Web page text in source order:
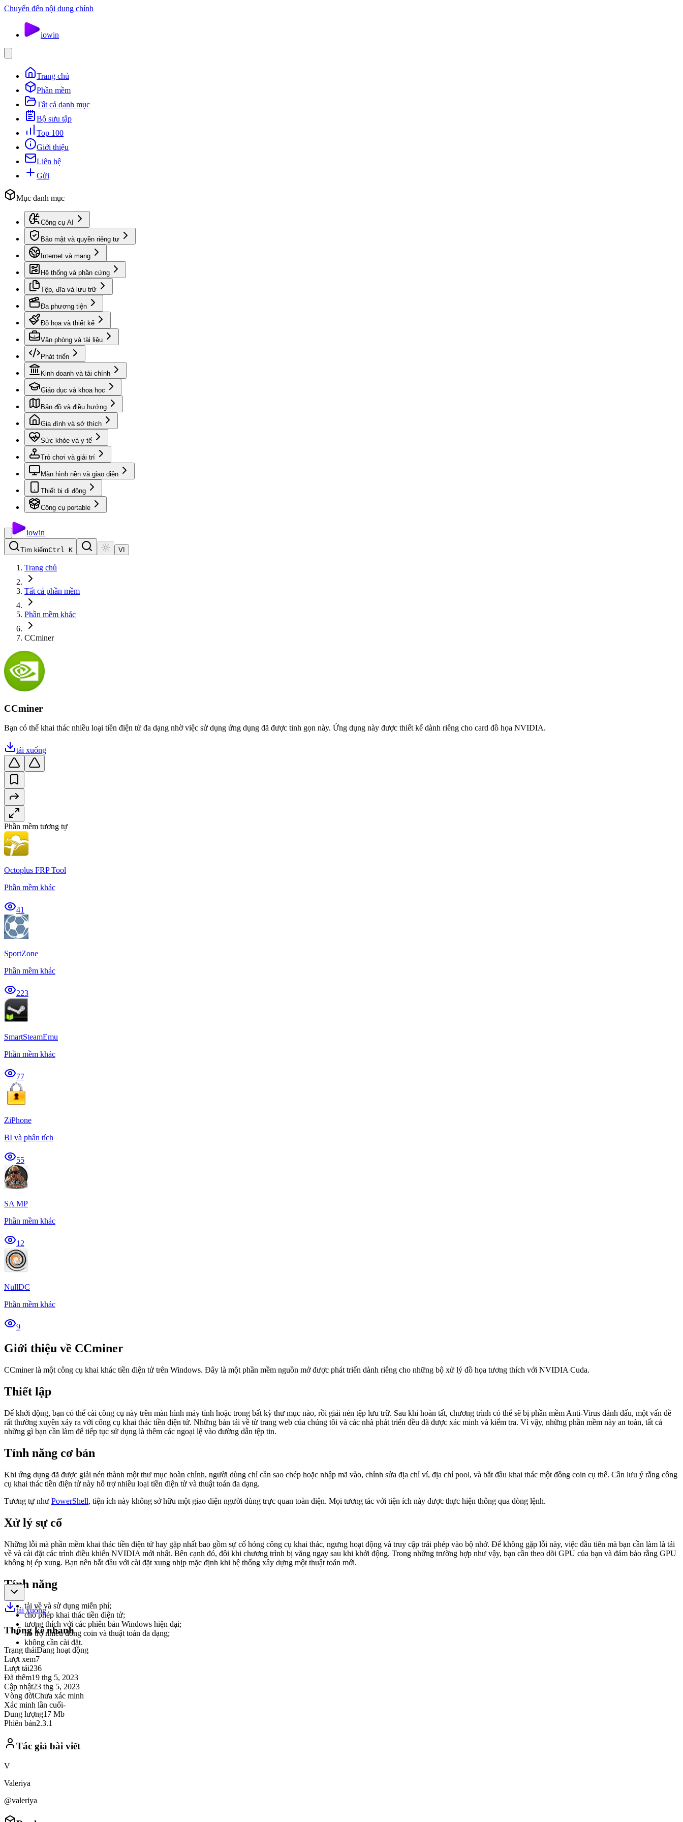
Chuyển đến nội dung chính
iowin
Trang chủ
Phần mềm
Tất cả danh mục
Bộ sưu tập
Top 100
Giới thiệu
Liên hệ
Gửi
Mục danh mục
Công cụ AI
Bảo mật và quyền riêng tư
Internet và mạng
Hệ thống và phần cứng
Tệp, đĩa và lưu trữ
Đa phương tiện
Đồ họa và thiết kế
Văn phòng và tài liệu
Phát triển
Kinh doanh và tài chính
Giáo dục và khoa học
Bản đồ và điều hướng
Gia đình và sở thích
Sức khỏe và y tế
Trò chơi và giải trí
Màn hình nền và giao diện
Thiết bị di động
Công cụ portable
iowin
Tìm kiếmCtrl K VI
Trang chủ
Tất cả phần mềm
Phần mềm khác
CCminer
CCminer
Bạn có thể khai thác nhiều loại tiền điện tử đa dạng nhờ việc sử dụng ứng dụng đã được tinh gọn này. Ứng dụng này được thiết kế dành riêng cho card đồ họa NVIDIA.
tải xuống
Phần mềm tương tự
Octoplus FRP Tool
Phần mềm khác
41
SportZone
Phần mềm khác
223
SmartSteamEmu
Phần mềm khác
77
ZiPhone
BI và phân tích
55
SA MP
Phần mềm khác
12
NullDC
Phần mềm khác
9
Giới thiệu về CCminer
CCminer là một công cụ khai khác tiền điện tử trên Windows. Đây là một phần mềm nguồn mở được phát triển dành riêng cho những bộ xử lý đồ họa tương thích với NVIDIA Cuda.
Thiết lập
Để khởi động, bạn có thể cài công cụ này trên màn hình máy tính hoặc trong bất kỳ thư mục nào, rồi giải nén tệp lưu trữ. Sau khi hoàn tất, chương trình có thể sẽ bị phần mềm Anti-Virus đánh dấu, một vấn đề
rất thường xuyên xảy ra với công cụ khai thác tiền điện tử. Những bản tải về từ trang web của chúng tôi và các nhà phát triển đều đã được xác minh và kiểm tra. Vì vậy, những phần mềm này an toàn, tất cả
những gì bạn cần làm để tiếp tục sử dụng là thêm các ngoại lệ vào đường dẫn tệp tin.
Tính năng cơ bản
Khi ứng dụng đã được giải nén thành một thư mục hoàn chỉnh, người dùng chỉ cần sao chép hoặc nhập mã vào, chỉnh sửa địa chỉ ví, địa chỉ pool, và bắt đầu khai thác một đồng coin cụ thể. Cần lưu ý rằng công
cụ khai thác tiền điện tử này hỗ trợ nhiều loại tiền điện tử và thuật toán đa dạng.
Tương tự như PowerShell, tiện ích này không sở hữu một giao diện người dùng trực quan toàn diện. Mọi tương tác với tiện ích này được thực hiện thông qua dòng lệnh.
Xử lý sự cố
Những lỗi mà phần mềm khai thác tiền điện tử hay gặp nhất bao gồm sự cố hỏng công cụ khai thác, ngưng hoạt động và truy cập trái phép vào bộ nhớ. Để không gặp lỗi này, việc đầu tiên mà bạn cần làm là tải
về và cài đặt các trình điều khiển NVIDIA mới nhất. Bên cạnh đó, đôi khi chương trình bị văng ngay sau khi khởi động. Trong những trường hợp như vậy, bạn cần theo dõi GPU của bạn và đảm bảo rằng GPU
không bị ép xung. Bạn nên bắt đầu với cài đặt xung nhịp mặc định khi hệ thống xây dựng một thuật toán mới.
Tính năng
tải về và sử dụng miễn phí;
cho phép khai thác tiền điện tử;
tương thích với các phiên bản Windows hiện đại;
hỗ trợ nhiều đồng coin và thuật toán đa dạng;
không cần cài đặt.
tải xuống
Thống kê nhanh
Trạng tháiĐang hoạt động
Lượt xem7
Lượt tải236
Đã thêm19 thg 5, 2023
Cập nhật23 thg 5, 2023
Vòng đờiChưa xác minh
Xác minh lần cuối-
Dung lượng17 Mb
Phiên bản2.3.1
Tác giả bài viết
V
Valeriya
@valeriya